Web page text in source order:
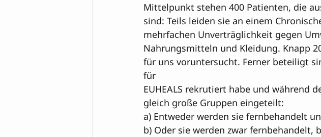
Mittelpunkt stehen 400 Patienten, die
sind: Teils leiden sie an einem
mehrfachen Unverträglichkeit gegen
Nahrungsmitteln und Kleidung. Knapp
für uns voruntersucht. Ferner beteiligt
für
EUHEALS rekrutiert habe und während
gleich große Gruppen eingeteilt:
a) Entweder werden sie fernbehandelt
b) Oder sie werden zwar fernbehandelt,